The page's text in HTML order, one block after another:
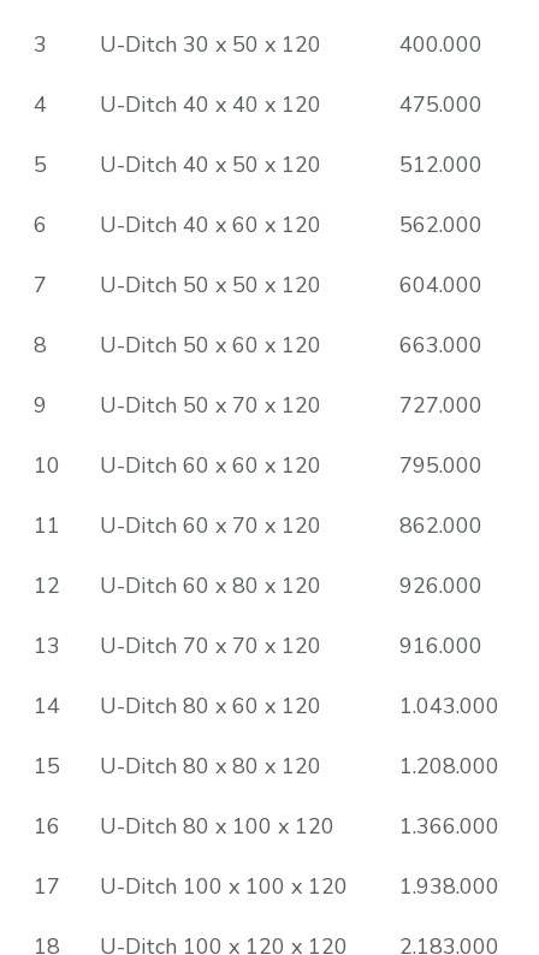
3 U-Ditch 30 x 50 x 120 400.000
4 U-Ditch 40 x 40 x 120 475.000
5 U-Ditch 40 x 50 x 120 512.000
6 U-Ditch 40 x 60 x 120 562.000
7 U-Ditch 50 x 50 x 120 604.000
8 U-Ditch 50 x 60 x 120 663.000
9 U-Ditch 50 x 70 x 120 727.000
10 U-Ditch 60 x 60 x 120 795.000
11 U-Ditch 60 x 70 x 120 862.000
12 U-Ditch 60 x 80 x 120 926.000
13 U-Ditch 70 x 70 x 120 916.000
14 U-Ditch 80 x 60 x 120 1.043.000
15 U-Ditch 80 x 80 x 120 1.208.000
16 U-Ditch 80 x 100 x 120 1.366.000
17 U-Ditch 100 x 100 x 120 1.938.000
18 U-Ditch 100 x 120 x 120 2.183.000